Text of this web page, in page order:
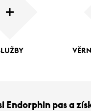
Endorphin pas a